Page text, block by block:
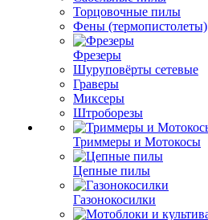
Торцовочные пилы
Фены (термопистолеты)
Фрезеры
Шуруповёрты сетевые
Граверы
Миксеры
Штроборезы
Триммеры и Мотокосы
Цепные пилы
Газонокосилки